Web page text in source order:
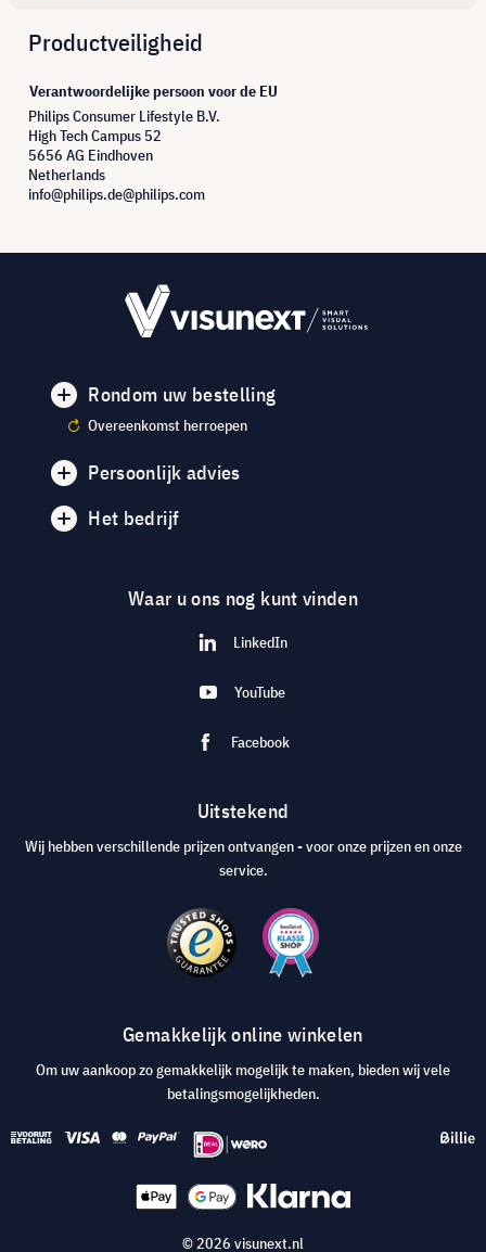
Productveiligheid
Verantwoordelijke persoon voor de EU
Philips Consumer Lifestyle B.V.
High Tech Campus 52
5656 AG Eindhoven
Netherlands
info@philips.de@philips.com
Rondom uw bestelling
Overeenkomst herroepen
Persoonlijk advies
Het bedrijf
Waar u ons nog kunt vinden
LinkedIn
YouTube
Facebook
Uitstekend
Wij hebben verschillende prijzen ontvangen - voor onze prijzen en onze
service.
Gemakkelijk online winkelen
Om uw aankoop zo gemakkelijk mogelijk te maken, bieden wij vele
betalingsmogelijkheden.
© 2026 visunext.nl